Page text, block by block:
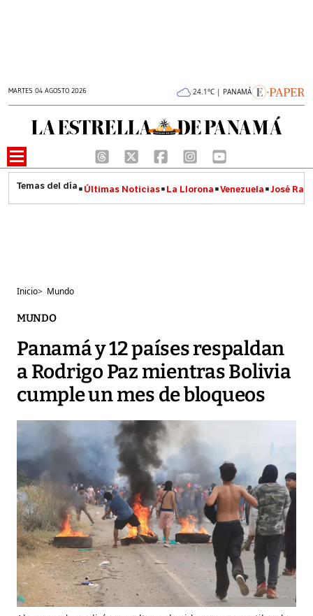
MARTES 04 AGOSTO 2026 24.1°C | PANAMÁ
Últimas Noticias La Llorona Venezuela José
Inicio> Mundo
MUNDO
Panamá y 12 países respaldan
a Rodrigo Paz mientras Bolivia
cumple un mes de bloqueos